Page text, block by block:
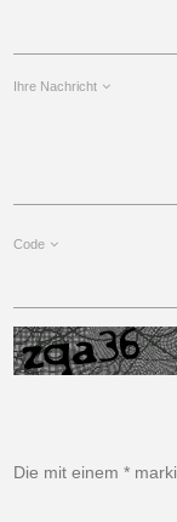
Ihre Nachricht
Code
Die mit einem *